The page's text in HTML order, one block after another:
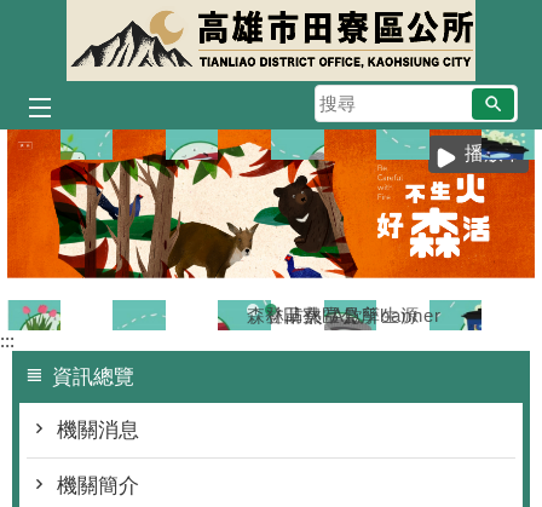
跳到主要內容區塊
搜
尋
播放中
森林防火-A款
登革熱常見孳生源
田寮區公所banner
:::
資訊總覽
機關消息
機關簡介